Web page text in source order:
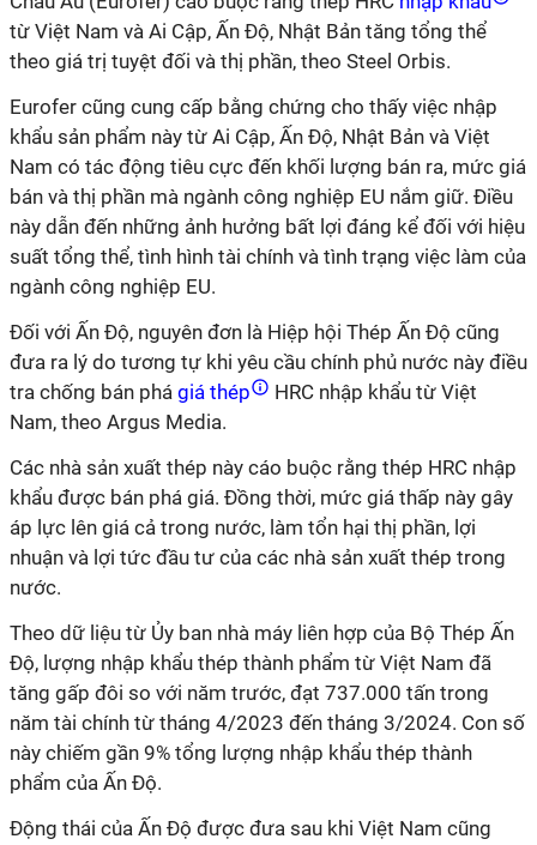
từ Việt Nam và Ai Cập, Ấn Độ, Nhật Bản tăng tổng thể
theo giá trị tuyệt đối và thị phần, theo Steel Orbis.
Eurofer cũng cung cấp bằng chứng cho thấy việc nhập
khẩu sản phẩm này từ Ai Cập, Ấn Độ, Nhật Bản và Việt
Nam có tác động tiêu cực đến khối lượng bán ra, mức giá
bán và thị phần mà ngành công nghiệp EU nắm giữ. Điều
này dẫn đến những ảnh hưởng bất lợi đáng kể đối với hiệu
suất tổng thể, tình hình tài chính và tình trạng việc làm của
ngành công nghiệp EU.
Đối với Ấn Độ, nguyên đơn là Hiệp hội Thép Ấn Độ cũng
đưa ra lý do tương tự khi yêu cầu chính phủ nước này điều
tra chống bán phá giá thép
HRC nhập khẩu từ Việt
Nam, theo Argus Media.
Các nhà sản xuất thép này cáo buộc rằng thép HRC nhập
khẩu được bán phá giá. Đồng thời, mức giá thấp này gây
áp lực lên giá cả trong nước, làm tổn hại thị phần, lợi
nhuận và lợi tức đầu tư của các nhà sản xuất thép trong
nước.
Theo dữ liệu từ Ủy ban nhà máy liên hợp của Bộ Thép Ấn
Độ, lượng nhập khẩu thép thành phẩm từ Việt Nam đã
tăng gấp đôi so với năm trước, đạt 737.000 tấn trong
năm tài chính từ tháng 4/2023 đến tháng 3/2024. Con số
này chiếm gần 9% tổng lượng nhập khẩu thép thành
phẩm của Ấn Độ.
Động thái của Ấn Độ được đưa sau khi Việt Nam cũng